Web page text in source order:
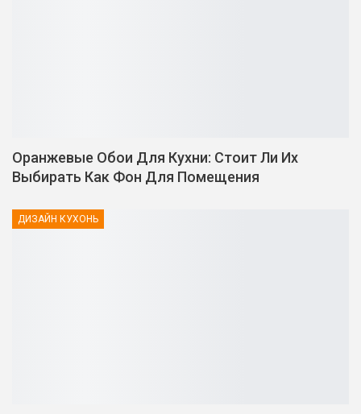
Оранжевые Обои Для Кухни: Стоит Ли Их
Выбирать Как Фон Для Помещения
ДИЗАЙН КУХОНЬ